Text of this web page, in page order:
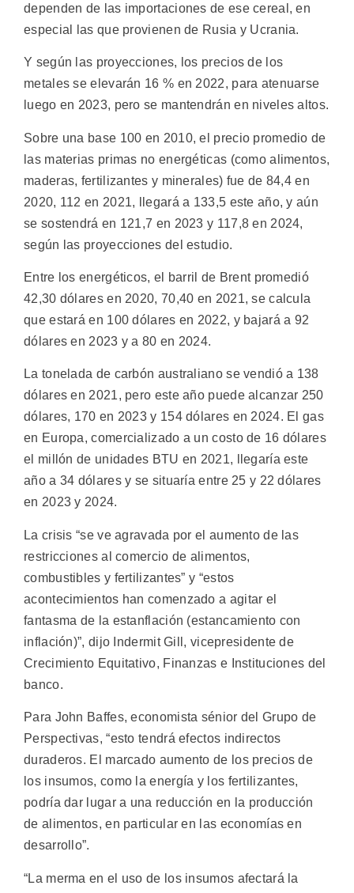
dependen de las importaciones de ese cereal, en
especial las que provienen de Rusia y Ucrania.
Y según las proyecciones, los precios de los
metales se elevarán 16 % en 2022, para atenuarse
luego en 2023, pero se mantendrán en niveles altos.
Sobre una base 100 en 2010, el precio promedio de
las materias primas no energéticas (como alimentos,
maderas, fertilizantes y minerales) fue de 84,4 en
2020, 112 en 2021, llegará a 133,5 este año, y aún
se sostendrá en 121,7 en 2023 y 117,8 en 2024,
según las proyecciones del estudio.
Entre los energéticos, el barril de Brent promedió
42,30 dólares en 2020, 70,40 en 2021, se calcula
que estará en 100 dólares en 2022, y bajará a 92
dólares en 2023 y a 80 en 2024.
La tonelada de carbón australiano se vendió a 138
dólares en 2021, pero este año puede alcanzar 250
dólares, 170 en 2023 y 154 dólares en 2024. El gas
en Europa, comercializado a un costo de 16 dólares
el millón de unidades BTU en 2021, llegaría este
año a 34 dólares y se situaría entre 25 y 22 dólares
en 2023 y 2024.
La crisis “se ve agravada por el aumento de las
restricciones al comercio de alimentos,
combustibles y fertilizantes” y “estos
acontecimientos han comenzado a agitar el
fantasma de la estanflación (estancamiento con
inflación)”, dijo Indermit Gill, vicepresidente de
Crecimiento Equitativo, Finanzas e Instituciones del
banco.
Para John Baffes, economista sénior del Grupo de
Perspectivas, “esto tendrá efectos indirectos
duraderos. El marcado aumento de los precios de
los insumos, como la energía y los fertilizantes,
podría dar lugar a una reducción en la producción
de alimentos, en particular en las economías en
desarrollo”.
“La merma en el uso de los insumos afectará la